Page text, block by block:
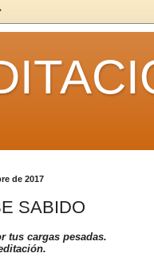
de 2017
SABIDO
tus cargas pesadas.